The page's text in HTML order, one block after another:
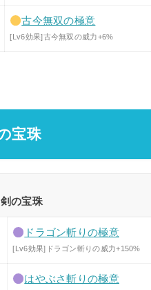
古今無双の極意
[Lv6効果]古今無双の威力+6%
宝珠
の宝珠
ドラゴン斬りの極意
[Lv6効果]ドラゴン斬りの威力+150%
はやぶさ斬りの極意